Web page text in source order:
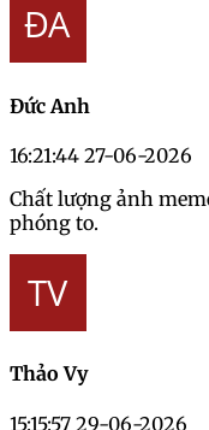
Đức Anh
16:21:44 27-06-2026
Chất lượng ảnh
phóng to.
Thảo Vy
15:15:57 29-06-2026